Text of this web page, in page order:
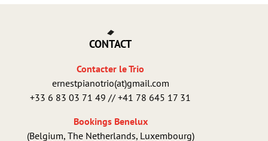
CONTACT
Contacter le Trio
ernestpianotrio(at)gmail.com
+33 6 83 03 71 49 // +41 78 645 17 31
Bookings Benelux
(Belgium, The Netherlands, Luxembourg)